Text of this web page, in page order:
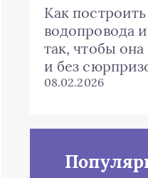
Как построить
водопровода
так, чтобы
и без
08.02.2026